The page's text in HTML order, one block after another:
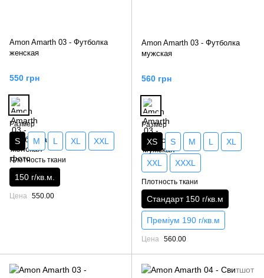
Amon Amarth 03 - Футболка
женская
550 грн
Размер
S M L XL XXL
Плотность ткани
150 г/кв.м.
Цена 550.00
Amon Amarth 03 - Футболка
мужская
560 грн
Размер
XS S M L XL
XXL XXXL
Плотность ткани
Стандарт 150 г/кв.м
Преміум 190 г/кв.м
Цена 560.00